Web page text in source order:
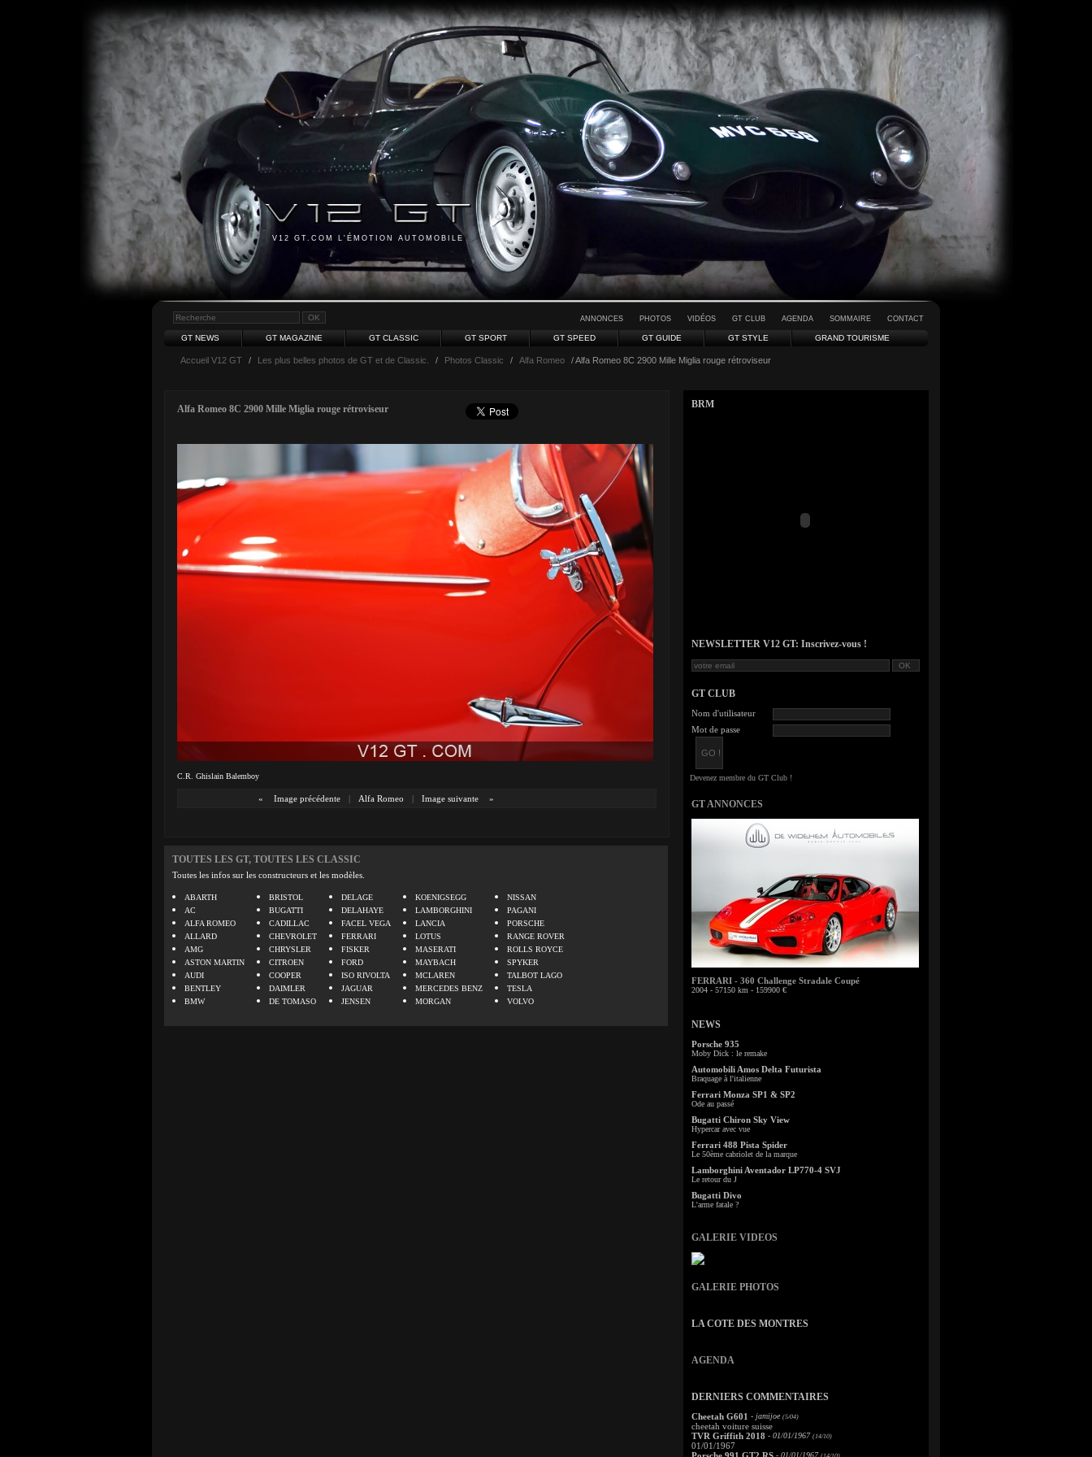
V12 GT.COM L'ÉMOTION AUTOMOBILE
ANNONCES PHOTOS VIDÉOS GT CLUB AGENDA SOMMAIRE CONTACT
GT NEWS GT MAGAZINE GT CLASSIC GT SPORT GT SPEED GT GUIDE GT STYLE GRAND TOURISME
Accueil V12 GT / Les plus belles photos de GT et de Classic. / Photos Classic / Alfa Romeo / Alfa Romeo 8C 2900 Mille Miglia rouge rétroviseur
Alfa Romeo 8C 2900 Mille Miglia rouge rétroviseur
C.R. Ghislain Balemboy
« Image précédente | Alfa Romeo | Image suivante »
TOUTES LES GT, TOUTES LES CLASSIC
Toutes les infos sur les constructeurs et les modèles.
ABARTH
AC
ALFA ROMEO
ALLARD
AMG
ASTON MARTIN
AUDI
BENTLEY
BMW
BRISTOL
BUGATTI
CADILLAC
CHEVROLET
CHRYSLER
CITROEN
COOPER
DAIMLER
DE TOMASO
DELAGE
DELAHAYE
FACEL VEGA
FERRARI
FISKER
FORD
ISO RIVOLTA
JAGUAR
JENSEN
KOENIGSEGG
LAMBORGHINI
LANCIA
LOTUS
MASERATI
MAYBACH
MCLAREN
MERCEDES BENZ
MORGAN
NISSAN
PAGANI
PORSCHE
RANGE ROVER
ROLLS ROYCE
SPYKER
TALBOT LAGO
TESLA
VOLVO
BRM
NEWSLETTER V12 GT: Inscrivez-vous !
GT CLUB
Nom d'utilisateur
Mot de passe
GT ANNONCES
FERRARI - 360 Challenge Stradale Coupé
2004 - 57150 km - 159900 €
NEWS
Porsche 935
Moby Dick : le remake
Automobili Amos Delta Futurista
Braquage à l'italienne
Ferrari Monza SP1 & SP2
Ode au passé
Bugatti Chiron Sky View
Hypercar avec vue
Ferrari 488 Pista Spider
Le 50ème cabriolet de la marque
Lamborghini Aventador LP770-4 SVJ
Le retour du J
Bugatti Divo
L'arme fatale ?
GALERIE VIDEOS
GALERIE PHOTOS
LA COTE DES MONTRES
AGENDA
DERNIERS COMMENTAIRES
Cheetah G601 - jamijoe (5/04)
cheetah voiture suisse
TVR Griffith 2018 - 01/01/1967 (14/10)
01/01/1967
- 01/01/1967